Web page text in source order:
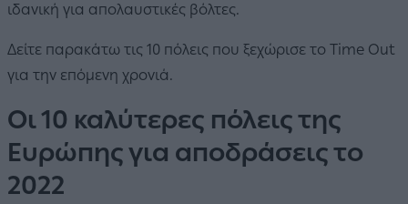
ιδανική για απολαυστικές βόλτες.
Δείτε παρακάτω τις 10 πόλεις που ξεχώρισε το Time Out
για την επόμενη χρονιά.
Οι 10 καλύτερες πόλεις της
Ευρώπης για αποδράσεις το
2022